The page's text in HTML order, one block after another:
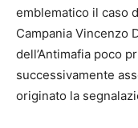
emblematico il caso
Campania Vincenzo
dell’Antimafia poco
successivamente
originato la